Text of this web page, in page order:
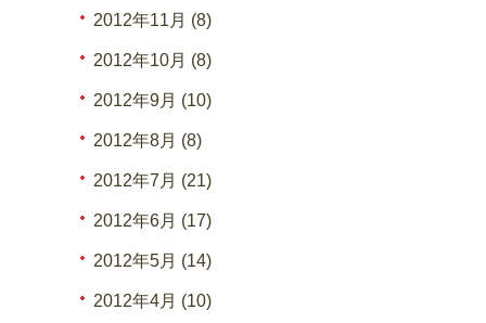
2012年11月 (8)
2012年10月 (8)
2012年9月 (10)
2012年8月 (8)
2012年7月 (21)
2012年6月 (17)
2012年5月 (14)
2012年4月 (10)